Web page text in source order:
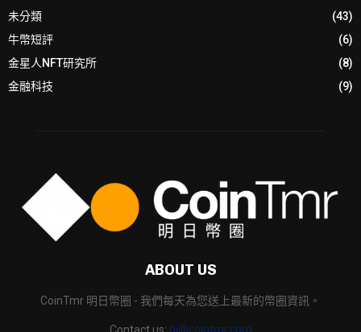
未分類
(43)
牛幣短評
(6)
金星人NFT研究所
(8)
金融科技
(9)
ABOUT US
CoinTmr 明日幣圈 - 我們每天為您送上最新的幣圈資訊。
Contact us: hi@cointmr.com